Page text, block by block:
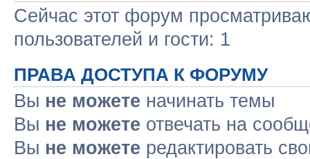
Сейчас этот форум
пользователей и гости: 1
ПРАВА ДОСТУПА К ФОРУМУ
Вы не можете начинать темы
Вы не можете отвечать на
Вы не можете редактировать